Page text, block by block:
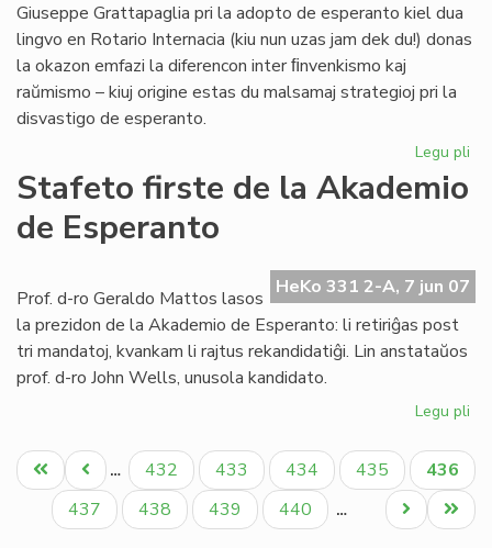
Giuseppe Grattapaglia pri la adopto de esperanto kiel dua
lingvo en Rotario Internacia (kiu nun uzas jam dek du!) donas
la okazon emfazi la diferencon inter ﬁnvenkismo kaj
raŭmismo – kiuj origine estas du malsamaj strategioj pri la
disvastigo de esperanto.
Legu pli
Stafeto firste de la Akademio
de Esperanto
HeKo 331 2-A, 7 jun 07
Prof. d-ro Geraldo Mattos lasos
la prezidon de la Akademio de Esperanto: li retiriĝas post
tri mandatoj, kvankam li rajtus rekandidatiĝi. Lin anstataŭos
prof. d-ro John Wells, unusola kandidato.
Legu pli
de
la
Pagination
Unua
paĝo
Antaŭa
paĝo
… Paĝo
432 Paĝo
433 Paĝo
434 Paĝo
435
Aktuala
paĝo
436
Paĝo
437 Paĝo
438 Paĝo
439 Paĝo
440 …
Last
page
Next
page